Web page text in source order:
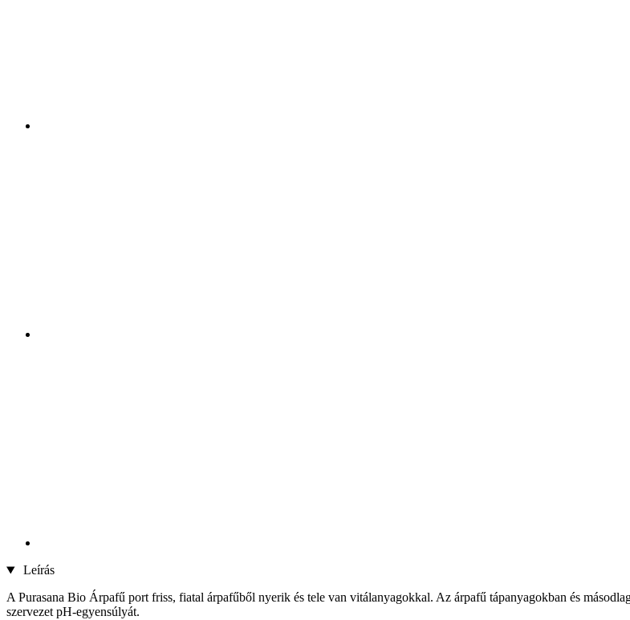
Leírás
A Purasana Bio Árpafű port friss, fiatal árpafűből nyerik és tele van vitálanyagokkal. Az árpafű tápanyagokban és
szervezet pH-egyensúlyát.